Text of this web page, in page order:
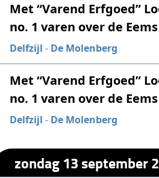
Met “Varend Erfgoed”
no. 1 varen over de
Delfzijl - De Molenberg
Met “Varend Erfgoed”
no. 1 varen over de
Delfzijl - De Molenberg
zondag 13 september